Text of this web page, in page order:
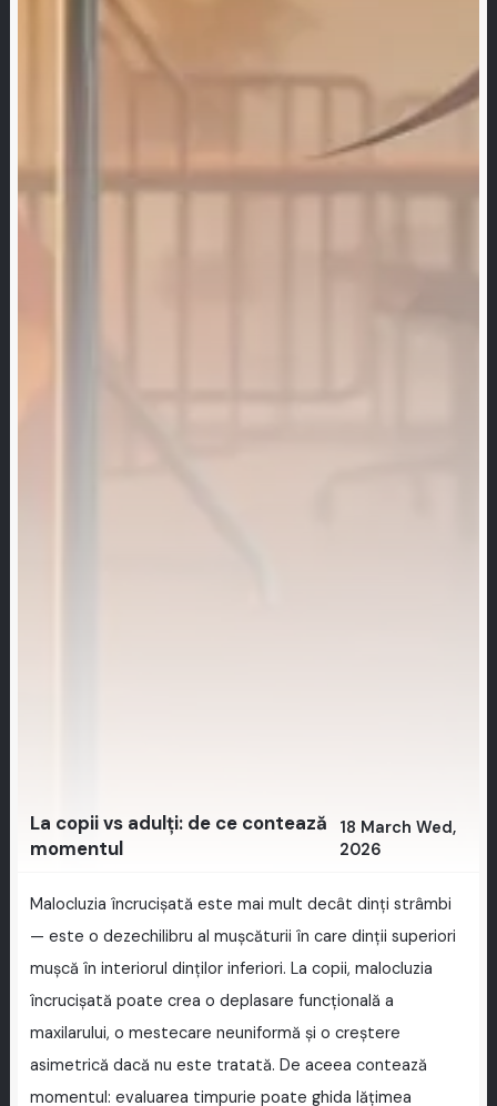
La copii vs adulți: de ce contează
momentul
18 March Wed,
2026
Malocluzia încrucişată este mai mult decât dinţi strâmbi
— este o dezechilibru al muşcăturii în care dinţii superiori
muşcă în interiorul dinților inferiori. La copii, malocluzia
încrucişată poate crea o deplasare funcțională a
maxilarului, o mestecare neuniformă și o creștere
asimetrică dacă nu este tratată. De aceea contează
momentul: evaluarea timpurie poate ghida lățimea